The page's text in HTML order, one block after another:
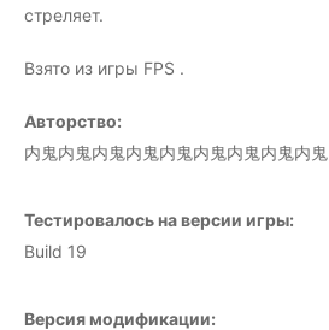
стреляет.
Взято из игры FPS .
Авторство:
内鬼内鬼内鬼内鬼内鬼内鬼内鬼内鬼内鬼
Тестировалось на версии игры:
Build 19
Версия модификации: